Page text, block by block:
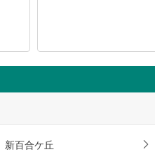
新百合ケ丘